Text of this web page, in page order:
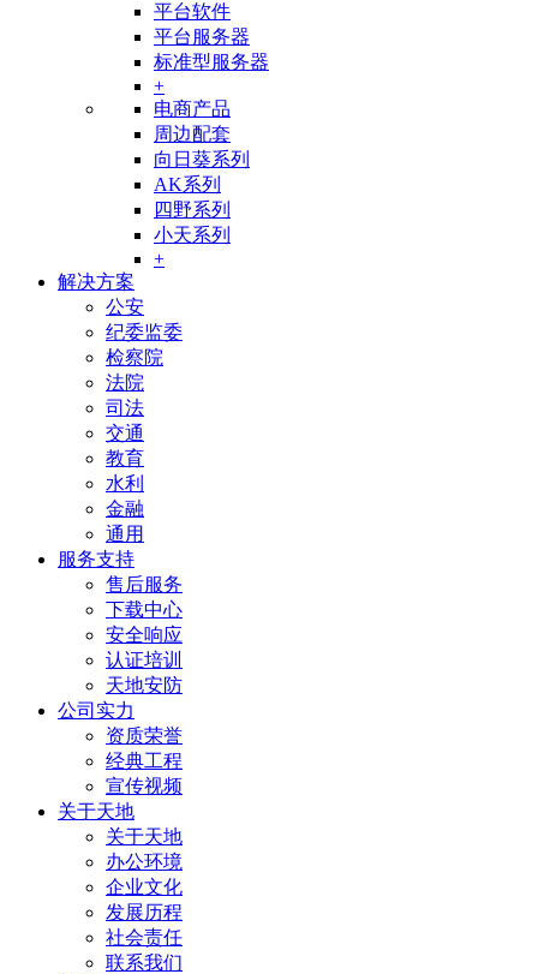
平台软件
平台服务器
标准型服务器
+
电商产品
周边配套
向日葵系列
AK系列
四野系列
小天系列
+
解决方案
公安
纪委监委
检察院
法院
司法
交通
教育
水利
金融
通用
服务支持
售后服务
下载中心
安全响应
认证培训
天地安防
公司实力
资质荣誉
经典工程
宣传视频
关于天地
关于天地
办公环境
企业文化
发展历程
社会责任
联系我们